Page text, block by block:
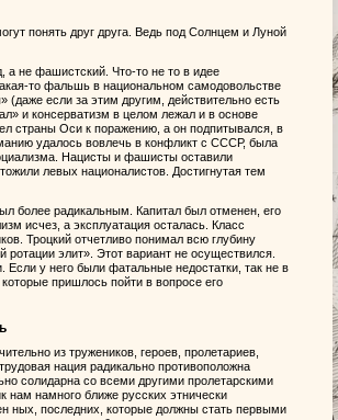
понять друг друга. Ведь под Солнцем и Луной
а не фашистский. Что-то не то в идее
то фальшь в национальном самодовольстве
(даже если за этим другим, действительно есть
и консерватизм в целом лежал и в основе
страны Оси к поражению, а он подпитывался, в
удалось вовлечь в конфликт с СССР, была
Нацисты и фашисты оставили
левых националистов. Достигнутая тем
более радикальным. Капитал был отменен, его
исчез, а эксплуатация осталась. Класс
Троцкий отчетливо понимал всю глубину
элит». Этот вариант не осуществился.
у него были фатальные недостатки, так не в
пришлось пойти в вопросе его
из тружеников, героев, пролетариев,
нация радикально противоположна
солидарна со всеми другими пролетарскими
нам намного ближе русских этнически
ных, последних, которые должны стать первыми